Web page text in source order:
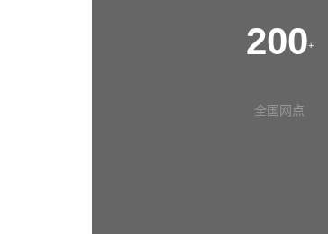
200+
全国网点